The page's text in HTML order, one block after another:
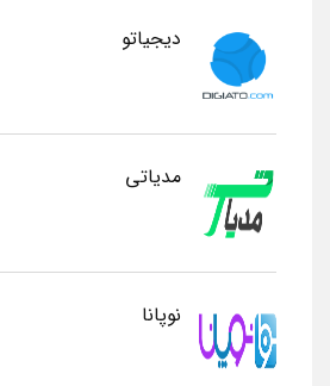
دیجیاتو
مدیاتی
نوپانا